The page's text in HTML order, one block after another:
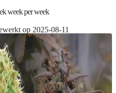
week per week
op 2025-08-11